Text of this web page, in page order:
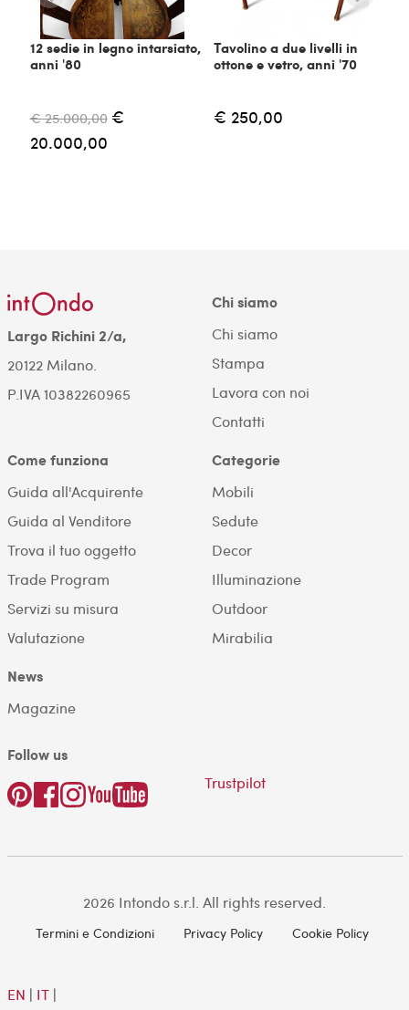
12 sedie in legno intarsiato,
anni '80
€ 25.000,00 €
20.000,00
Tavolino a due livelli in
ottone e vetro, anni '70
€ 250,00
Largo Richini 2/a,
20122 Milano.
P.IVA 10382260965
Chi siamo
Chi siamo
Stampa
Lavora con noi
Contatti
Come funziona
Guida all'Acquirente
Guida al Venditore
Trova il tuo oggetto
Trade Program
Servizi su misura
Valutazione
Categorie
Mobili
Sedute
Decor
Illuminazione
Outdoor
Mirabilia
News
Magazine
Follow us
Trustpilot
2026 Intondo s.r.l. All rights reserved.
Termini e Condizioni Privacy Policy Cookie Policy
EN | IT|